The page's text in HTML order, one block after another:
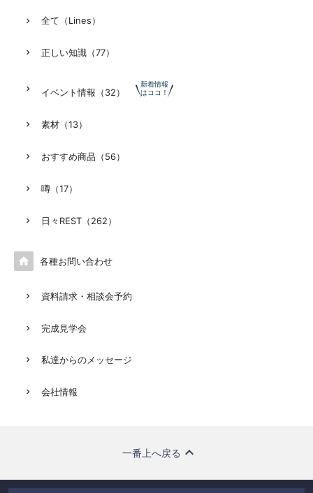
全て（Lines）
正しい知識（77）
イベント情報（32）
新着情報
はココ！
素材（13）
おすすめ商品（56）
噂（17）
日々REST（262）
 各種お問い合わせ
資料請求・相談会予約
完成見学会
私達からのメッセージ
会社情報
一番上へ戻る